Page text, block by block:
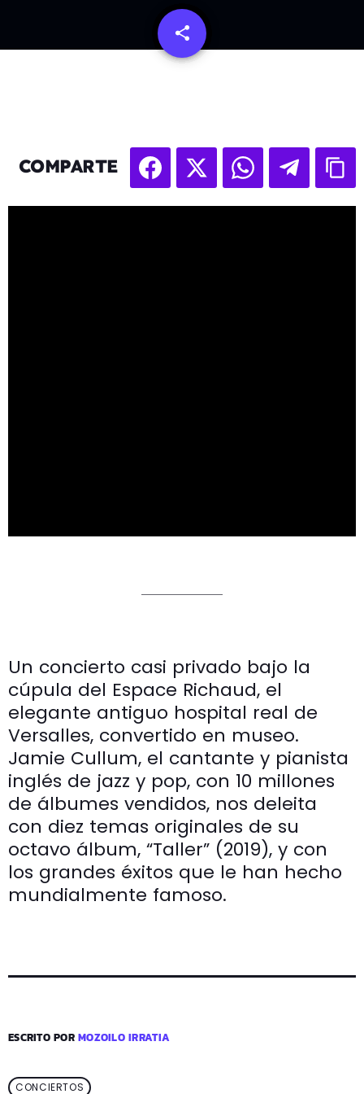
share
email
COMPARTE
Un concierto casi privado bajo la
cúpula del Espace Richaud, el
elegante antiguo hospital real de
Versalles, convertido en museo.
Jamie Cullum, el cantante y pianista
inglés de jazz y pop, con 10 millones
de álbumes vendidos, nos deleita
con diez temas originales de su
octavo álbum, “Taller” (2019), y con
los grandes éxitos que le han hecho
mundialmente famoso.
ESCRITO PORMOZOILO IRRATIA
CONCIERTOS